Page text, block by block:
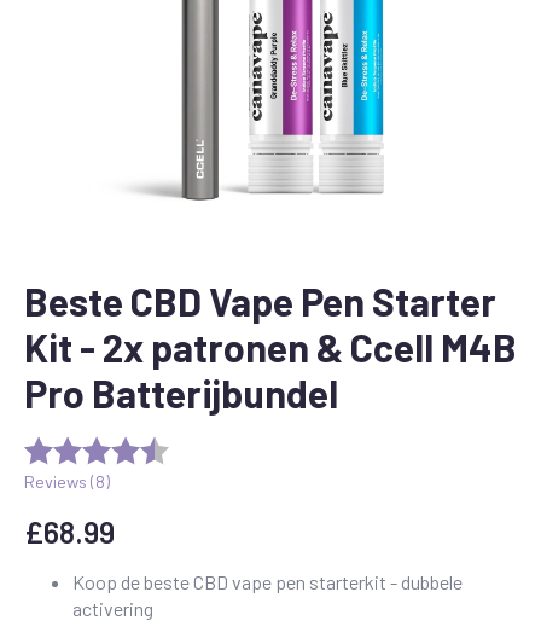
Beste CBD Vape Pen Starter
Kit - 2x patronen & Ccell M4B
Pro Batterijbundel
Reviews (8)
£68.99
Koop de beste CBD vape pen starterkit - dubbele
activering